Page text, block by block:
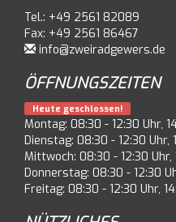
Tel.: +49 2561 82089
Fax: +49 2561 86467
info@zweiradgewers.de
ÖFFNUNGSZEITEN
Heute geschlossen!
Montag: 08:30 - 12:30 Uhr,
Dienstag: 08:30 - 12:30 Uhr,
Mittwoch: 08:30 - 12:30 Uhr,
Donnerstag: 08:30 - 12:30
Freitag: 08:30 - 12:30 Uhr,